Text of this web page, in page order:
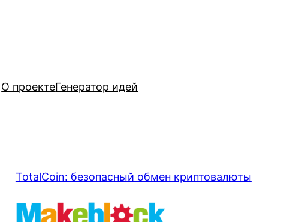
О проектеГенератор идей
TotalCoin: безопасный обмен криптовалюты